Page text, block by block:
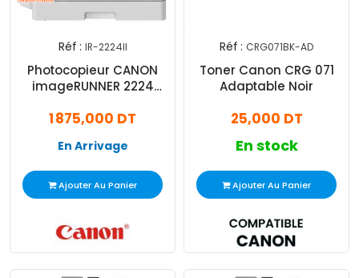
Réf : IR-2224II
Photocopieur CANON
imageRUNNER 2224
1 875,000 DT
En Arrivage
Ajouter Au Panier
Réf : CRG071BK-AD
Toner Canon CRG 071
Adaptable Noir
25,000 DT
En stock
Ajouter Au Panier